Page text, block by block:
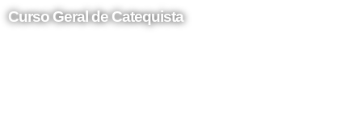
Curso Geral de Catequista